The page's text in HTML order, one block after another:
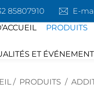
85807910
E-
PRODUITS
ET
/ PRODUITS /